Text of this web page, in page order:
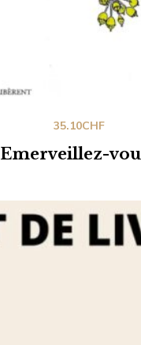
Emerveillez-
35.10CHF